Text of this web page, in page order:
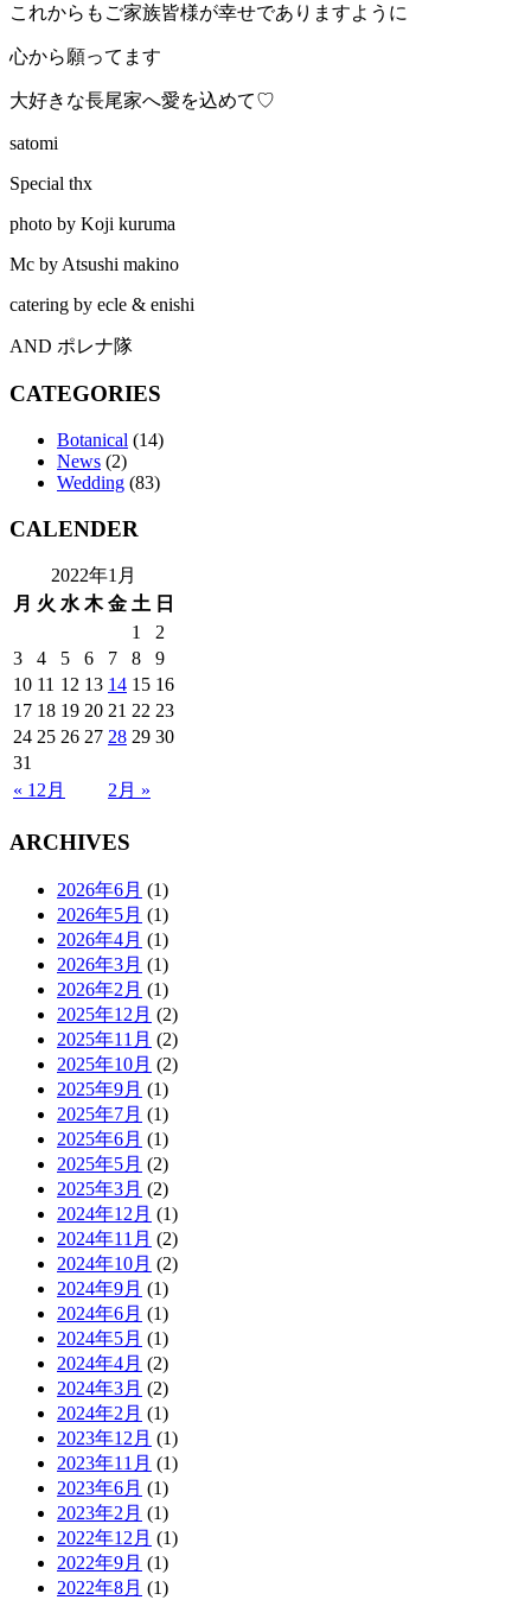
これからもご家族皆様が幸せでありますように
心から願ってます
大好きな長尾家へ愛を込めて♡
satomi
Special thx
photo by Koji kuruma
Mc by Atsushi makino
catering by ecle & enishi
AND ポレナ隊
CATEGORIES
Botanical (14)
News (2)
Wedding (83)
CALENDER
2022年1月
月 火 水 木 金 土 日
« 12月 2月 »
1
2
3
4 5 6 7 8
9
10 11 12 13 14 15 16
17 18 19 20 21 22 23
24 25 26 27 28 29 30
31
ARCHIVES
2026年6月 (1)
2026年5月 (1)
2026年4月 (1)
2026年3月 (1)
2026年2月 (1)
2025年12月 (2)
2025年11月 (2)
2025年10月 (2)
2025年9月 (1)
2025年7月 (1)
2025年6月 (1)
2025年5月 (2)
2025年3月 (2)
2024年12月 (1)
2024年11月 (2)
2024年10月 (2)
2024年9月 (1)
2024年6月 (1)
2024年5月 (1)
2024年4月 (2)
2024年3月 (2)
2024年2月 (1)
2023年12月 (1)
2023年11月 (1)
2023年6月 (1)
2023年2月 (1)
2022年12月 (1)
2022年9月 (1)
2022年8月 (1)